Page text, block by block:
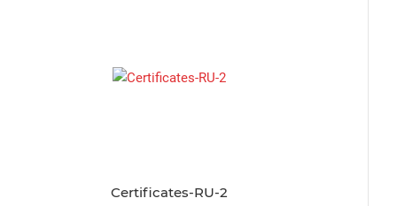
Certificates-RU-2